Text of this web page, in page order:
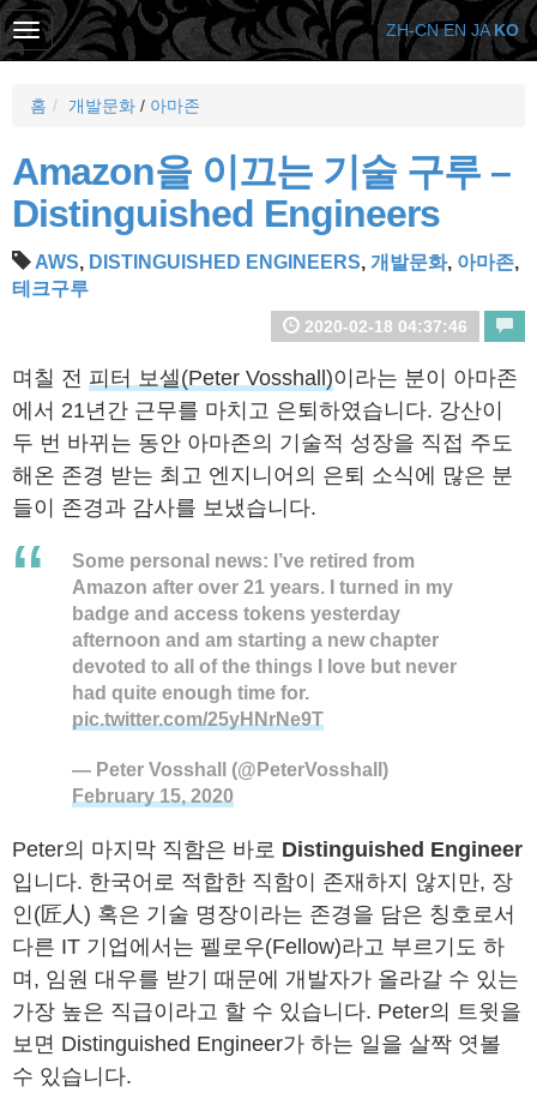
홈 개발문화 / 아마존
Amazon을 이끄는 기술 구루 –
Distinguished Engineers
AWS, DISTINGUISHED ENGINEERS, 개발문화, 아마존,
테크구루
2020-02-18 04:37:46
며칠 전 피터 보셀(Peter Vosshall)이라는 분이 아마존
에서 21년간 근무를 마치고 은퇴하였습니다. 강산이
두 번 바뀌는 동안 아마존의 기술적 성장을 직접 주도
해온 존경 받는 최고 엔지니어의 은퇴 소식에 많은 분
들이 존경과 감사를 보냈습니다.
Some personal news: I’ve retired from
Amazon after over 21 years. I turned in my
badge and access tokens yesterday
afternoon and am starting a new chapter
devoted to all of the things I love but never
had quite enough time for.
pic.twitter.com/25yHNrNe9T
— Peter Vosshall (@PeterVosshall)
February 15, 2020
Peter의 마지막 직함은 바로 Distinguished Engineer
입니다. 한국어로 적합한 직함이 존재하지 않지만, 장
인(匠人) 혹은 기술 명장이라는 존경을 담은 칭호로서
다른 IT 기업에서는 펠로우(Fellow)라고 부르기도 하
며, 임원 대우를 받기 때문에 개발자가 올라갈 수 있는
가장 높은 직급이라고 할 수 있습니다. Peter의 트윗을
보면 Distinguished Engineer가 하는 일을 살짝 엿볼
수 있습니다.
ZH-CN EN JA KO